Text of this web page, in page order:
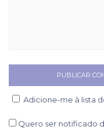
Adicione-me à lista
Quero ser notificado